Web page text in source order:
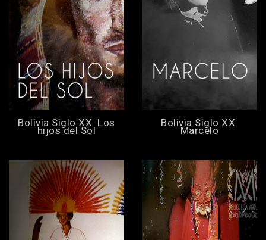
Bolivia Siglo XX. Los
hijos del Sol
Bolivia Siglo XX.
Marcelo